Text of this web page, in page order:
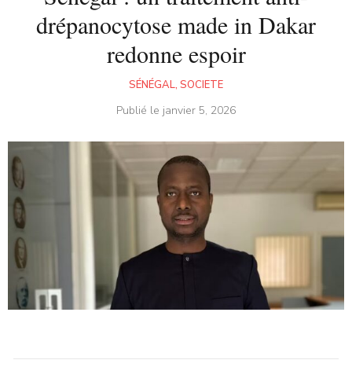
drépanocytose made in Dakar
redonne espoir
SÉNÉGAL, SOCIETE
Publié le janvier 5, 2026